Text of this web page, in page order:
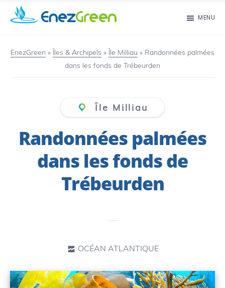
Passer
au
principal
islands
MENU
EnezGreen » Îles & Archipels » Île Milliau » Randonnées palmées
dans les fonds de Trébeurden
Île Milliau
Randonnées palmées
dans les fonds de
Trébeurden
OCÉAN ATLANTIQUE